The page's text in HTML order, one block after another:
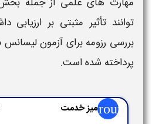
توانند تأثیر مثبتی بر ارزیابی
بررسی رزومه برای آزمون لیسانس
پرداخته شده است.
groupمیز خدمت